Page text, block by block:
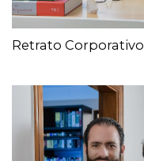
Retrato Corporativo